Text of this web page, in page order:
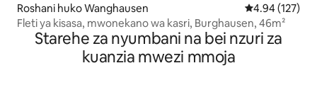
Roshani huko Wanghausen Ukadiriaji wa
4.94 (127)
Fleti ya kisasa, mwonekano wa kasri, Burghausen, 46m²
Starehe za nyumbani na bei nzuri za
kuanzia mwezi mmoja